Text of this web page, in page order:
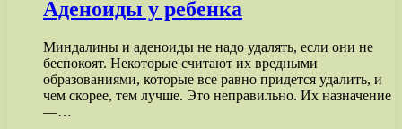
Аденоиды у ребенка
Миндалины и аденоиды не надо удалять, если они не
беспокоят. Некоторые считают их вредными
образованиями, которые все равно придется удалить, и
чем скорее, тем лучше. Это неправильно. Их назначение
—…